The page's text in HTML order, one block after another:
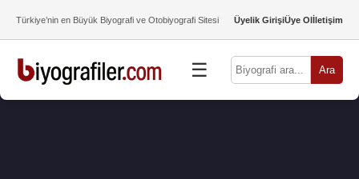
Türkiye’nin en Büyük Biyografi ve Otobiyografi Sitesi Üyelik GirişiÜye Olİletişim
☰ Ara